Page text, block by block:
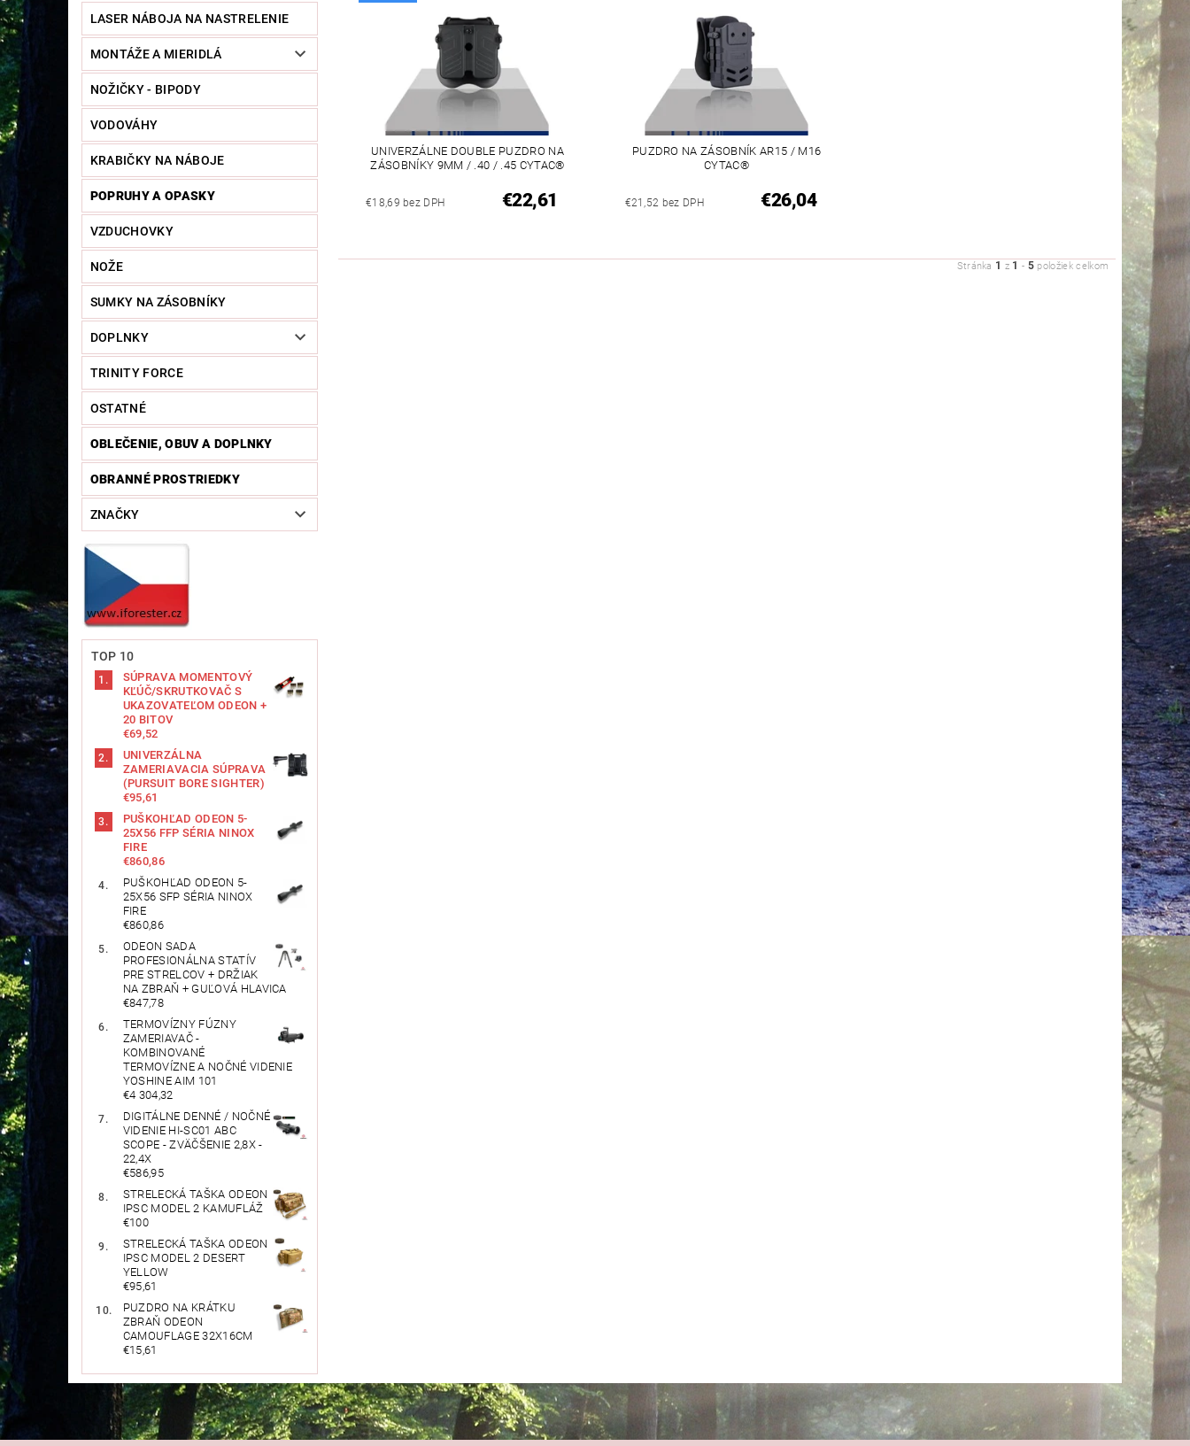
LASER NÁBOJA NA NASTRELENIE
MONTÁŽE A MIERIDLÁ
NOŽIČKY - BIPODY
VODOVÁHY
KRABIČKY NA NÁBOJE
POPRUHY A OPASKY
VZDUCHOVKY
NOŽE
SUMKY NA ZÁSOBNÍKY
DOPLNKY
TRINITY FORCE
OSTATNÉ
OBLEČENIE, OBUV A DOPLNKY
OBRANNÉ PROSTRIEDKY
ZNAČKY
TOP 10
SÚPRAVA MOMENTOVÝ
KĽÚČ/SKRUTKOVAČ S
UKAZOVATEĽOM ODEON +
20 BITOV
€69,52
UNIVERZÁLNA
ZAMERIAVACIA SÚPRAVA
(PURSUIT BORE SIGHTER)
€95,61
PUŠKOHĽAD ODEON 5-
25X56 FFP SÉRIA NINOX
FIRE
€860,86
PUŠKOHĽAD ODEON 5-
25X56 SFP SÉRIA NINOX
FIRE
€860,86
ODEON SADA
PROFESIONÁLNA STATÍV
PRE STRELCOV + DRŽIAK
NA ZBRAŇ + GUĽOVÁ HLAVICA
€847,78
TERMOVÍZNY FÚZNY
ZAMERIAVAČ -
KOMBINOVANÉ
TERMOVÍZNE A NOČNÉ VIDENIE
YOSHINE AIM 101
€4 304,32
DIGITÁLNE DENNÉ / NOČNÉ
VIDENIE HI-SC01 ABC
SCOPE - ZVÄČŠENIE 2,8X -
22,4X
€586,95
STRELECKÁ TAŠKA ODEON
IPSC MODEL 2 KAMUFLÁŽ
€100
STRELECKÁ TAŠKA ODEON
IPSC MODEL 2 DESERT
YELLOW
€95,61
PUZDRO NA KRÁTKU
ZBRAŇ ODEON
CAMOUFLAGE 32X16CM
€15,61
UNIVERZÁLNE DOUBLE PUZDRO NA
ZÁSOBNÍKY 9MM / .40 / .45 CYTAC®
€18,69 bez DPH €22,61
PUZDRO NA ZÁSOBNÍK AR15 / M16
CYTAC®
€21,52 bez DPH €26,04
Stránka 1 z 1 - 5 položiek celkom